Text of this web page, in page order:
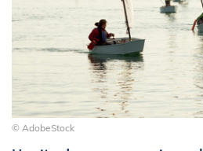
© AdobeStock